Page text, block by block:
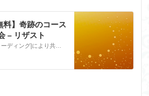
料】奇跡のコース
– リザスト
|スピリチュアルリーディング|により共に受け取り、|永遠のパートナー|、|超絶納得のパートナーを引き寄せる|、|ヒーリングセッション|をして、|シングルマザー応援ブログ|を書いています。 スピリチュアル・カウンセラー 加藤 雅子